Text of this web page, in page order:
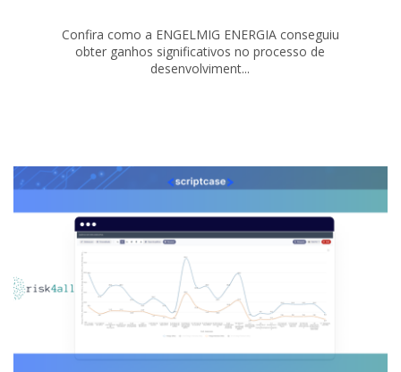
Confira como a ENGELMIG ENERGIA conseguiu
obter ganhos significativos no processo de
desenvolviment...